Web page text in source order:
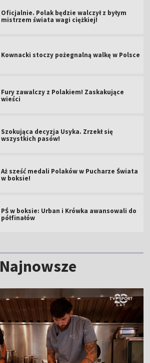
Oficjalnie. Polak będzie walczył z byłym
mistrzem świata wagi ciężkiej!
Kownacki stoczy pożegnalną walkę w Polsce
Fury zawalczy z Polakiem! Zaskakujące
wieści
Szokująca decyzja Usyka. Zrzekł się
wszystkich pasów!
Aż sześć medali Polaków w Pucharze Świata
w boksie!
PŚ w boksie: Urban i Krówka awansowali do
półfinałów
Najnowsze